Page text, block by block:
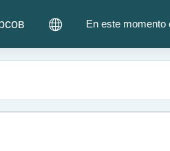
En este momento